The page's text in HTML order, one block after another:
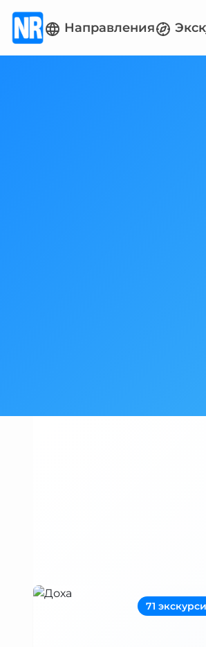
Направления
71